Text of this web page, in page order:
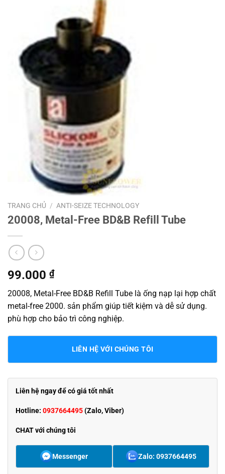
TRANG CHỦ / ANTI-SEIZE TECHNOLOGY
20008, Metal-Free BD&B Refill Tube
99.000 ₫
20008, Metal-Free BD&B Refill Tube là ống nạp lại hợp chất
metal-free 2000. sản phẩm giúp tiết kiệm và dễ sử dụng.
phù hợp cho bảo trì công nghiệp.
LIÊN HỆ VỚI CHÚNG TÔI
Liên hệ ngay để có giá tốt nhất
Hotline: 0937664495(Zalo, Viber)
CHAT với chúng tôi
Messenger Zalo: 0937664495